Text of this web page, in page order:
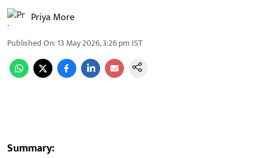
Priya More
Published On:13 May 2026, 3:26 pm IST
Summary: